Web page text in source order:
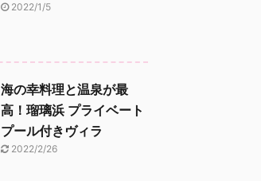
2022/1/5
海の幸料理と温泉が最
高！瑠璃浜 プライベート
プール付きヴィラ
2022/2/26